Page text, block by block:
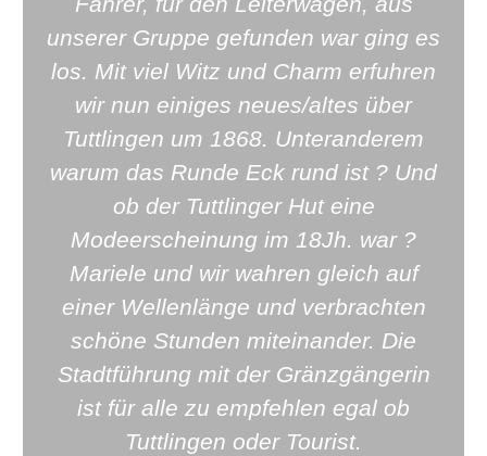
unserer Gruppe gefunden war ging es
los. Mit viel Witz und Charm erfuhren
wir nun einiges neues/altes über
Tuttlingen um 1868. Unteranderem
warum das Runde Eck rund ist ? Und
ob der Tuttlinger Hut eine
Modeerscheinung im 18Jh. war ?
Mariele und wir wahren gleich auf
einer Wellenlänge und verbrachten
schöne Stunden miteinander. Die
Stadtführung mit der Gränzgängerin
ist für alle zu empfehlen egal ob
Tuttlingen oder Tourist.